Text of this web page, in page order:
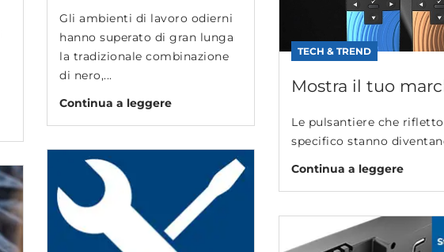
Gli ambienti di lavoro odierni
hanno superato di gran lunga
la tradizionale combinazione
di nero,...
Continua a leggere
TECH & TREND
Mostra il tuo
Le pulsantiere che
specifico stanno
Continua a leggere